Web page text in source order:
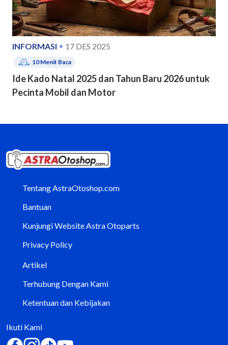
INFORMASI 17 DES 2025
10Menit Baca
Ide Kado Natal 2025 dan Tahun Baru 2026 untuk
Pecinta Mobil dan Motor
Tentang AstraOtoshop.com
Bantuan
Kunjungi Website Astra Otoparts
Privacy Policy
Artikel
Terhubung Dengan Kami
Ketentuan dan Kebijakan
Ikuti Kami